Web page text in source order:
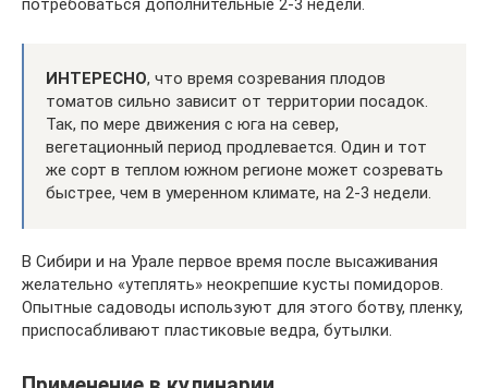
ИНТЕРЕСНО, что время созревания плодов
томатов сильно зависит от территории посадок.
Так, по мере движения с юга на север,
вегетационный период продлевается. Один и тот
же сорт в теплом южном регионе может созревать
быстрее, чем в умеренном климате, на 2-3 недели.
В Сибири и на Урале первое время после высаживания
желательно «утеплять» неокрепшие кусты помидоров.
Опытные садоводы используют для этого ботву, пленку,
приспосабливают пластиковые ведра, бутылки.